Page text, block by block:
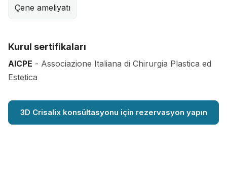
Çene ameliyatı
Kurul sertifikaları
AICPE - Associazione Italiana di Chirurgia Plastica ed
Estetica
3D Crisalix konsültasyonu için rezervasyon yapın